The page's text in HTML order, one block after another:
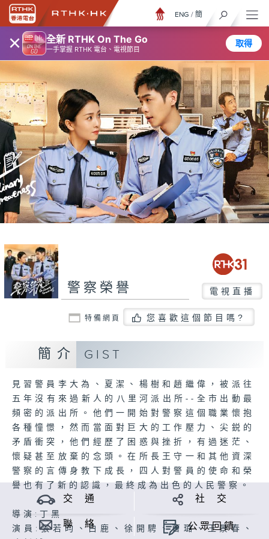
× 全新 RTHK On The Go
一手掌握 RTHK 電台、電視節目
取得
ENG / 簡
警察榮譽 電視直播
特備網頁 您喜歡這個節目嗎?
簡介 GIST
見習警員李大為、夏潔、楊樹和趙繼偉，被派往
五年沒有來過新人的八里河派出所--全市出動最
頻密的派出所。他們一開始對警察這個職業懷抱
各種憧憬，然而當面對巨大的工作壓力、尖鋭的
矛盾衝突，他們經歷了困惑與挫折，有過迷茫、
懷疑甚至放棄的念頭。在所長王守一和其他資深
警察的言傳身教下成長，四人對警員的使命和榮
譽也有了新的認識，最終成為出色的人民警察。
導演:丁黑
演員:張若昀、白鹿、徐開騁、曹璐、王景春、
交 通 社 交
聯 絡 公眾回饋